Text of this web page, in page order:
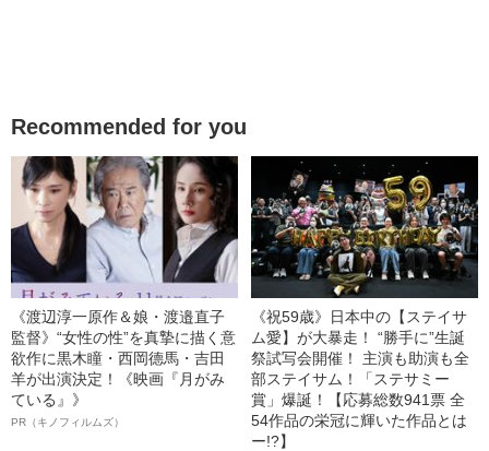
Recommended for you
《渡辺淳一原作＆娘・渡邉直子
監督》“女性の性”を真摯に描く意
欲作に黒木瞳・西岡德馬・吉田
羊が出演決定！《映画『月がみ
ている』》
PR（キノフィルムズ）
《祝59歳》日本中の【ステイサ
ム愛】が大暴走！ “勝手に”生誕
祭試写会開催！ 主演も助演も全
部ステイサム！「ステサミー
賞」爆誕！【応募総数941票 全
54作品の栄冠に輝いた作品とは
ー!?】